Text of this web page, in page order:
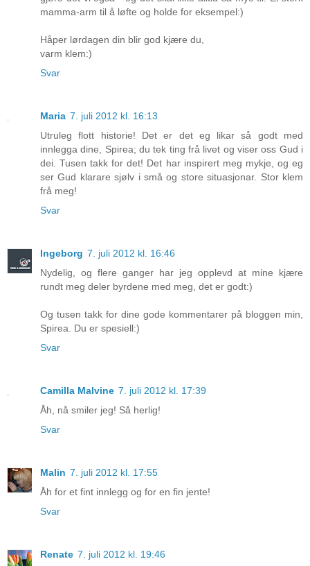
mamma-arm til å løfte og holde for eksempel:)
Håper lørdagen din blir god kjære du,
varm klem:)
Svar
Maria 7. juli 2012 kl. 16:13
Utruleg flott historie! Det er det eg likar så godt med
innlegga dine, Spirea; du tek ting frå livet og viser oss Gud i
dei. Tusen takk for det! Det har inspirert meg mykje, og eg
ser Gud klarare sjølv i små og store situasjonar. Stor klem
frå meg!
Svar
Ingeborg 7. juli 2012 kl. 16:46
Nydelig, og flere ganger har jeg opplevd at mine kjære
rundt meg deler byrdene med meg, det er godt:)
Og tusen takk for dine gode kommentarer på bloggen min,
Spirea. Du er spesiell:)
Svar
Camilla Malvine 7. juli 2012 kl. 17:39
Åh, nå smiler jeg! Så herlig!
Svar
Malin 7. juli 2012 kl. 17:55
Åh for et fint innlegg og for en fin jente!
Svar
Renate 7. juli 2012 kl. 19:46